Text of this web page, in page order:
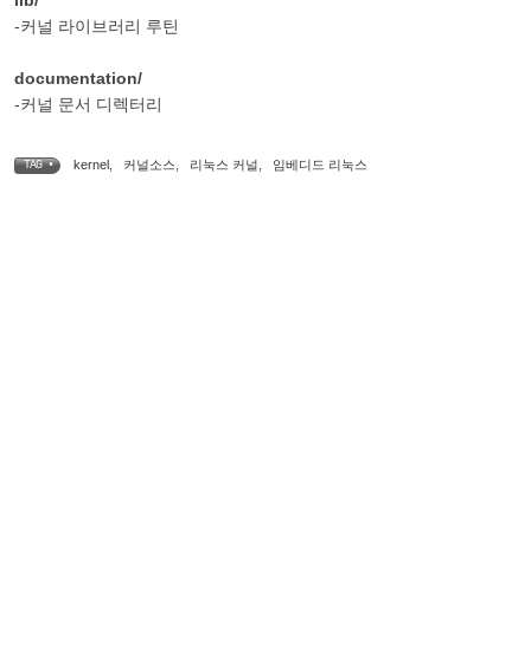
-커널 라이브러리 루틴
documentation/
-커널 문서 디렉터리
TAG • kernel 커널소스 리눅스 커널 임베디드 리눅스